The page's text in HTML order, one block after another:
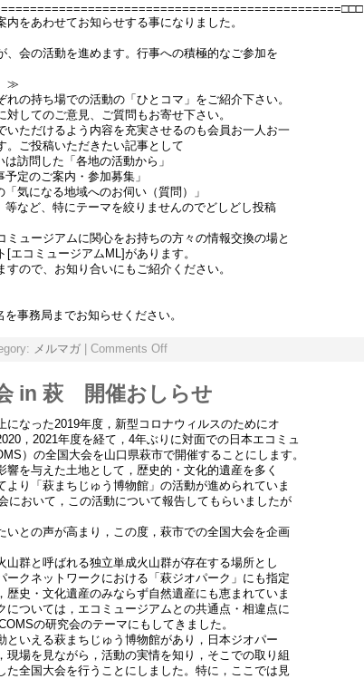
をあわせてお知らせする事になりました。
、会の活動を進めます。行事への積極的なご参加を
≫
の持ち場での活動の「ひとコマ」をご紹介下さい。
対してのご意見、ご質問もお寄せ下さい。
いただけるよう内容を充実させるのも会員お一人お一
。ご投稿いただきたい記事として
訪問した「各地の活動から」
定のご案内・参加募集」
気になる地域へのお伺い（質問）」
等など、特にテーマを絞りませんのでどしどし投稿
ュージアムに関心をお持ちの方々の情報交換の場と
[エコミュージアムML]があります。
ので、お知り合いにもご紹介ください。
事務局までお知らせください。
メルマガ Comments Off
in 萩 開催おしらせ
になった2019年度，新型コロナウィルスのためにオ
，2021年度を経て，4年ぶりに対面での日本エコミュ
）の全国大会を山口県萩市で開催することにします。
響を与えた土地として，歴史的・文化的遺産を多く
より「萩まちじゅう博物館」の活動が進められていま
において，この活動について報告してもらいましたが
いとの声が高まり，この度，萩市での全国大会を企画
山群と呼ばれる独立単成火山群が存在する場所とし
ークネットワークにおける「萩ジオパーク」にも指定
歴史・文化遺産のみならず自然遺産にも恵まれていま
については，エコミュージアムとの共通点・相違点に
の研究会のテーマにもしてきました。
といえる萩まちじゅう博物館があり，日本ジオパー
現場を見ながら，活動の実情を知り，そこでの取り組
た全国大会を行うことにしました。特に，ここでは見